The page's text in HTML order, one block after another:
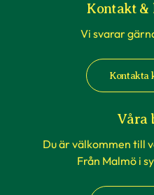
Kontakt &
Vi svarar
Kontakta
Våra
Du är välkommen till
Från Malmö i